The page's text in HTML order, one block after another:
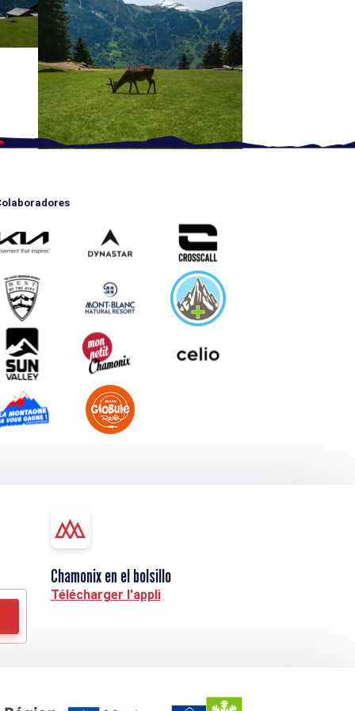
Chamonix en el bolsillo
Télécharger l'appli